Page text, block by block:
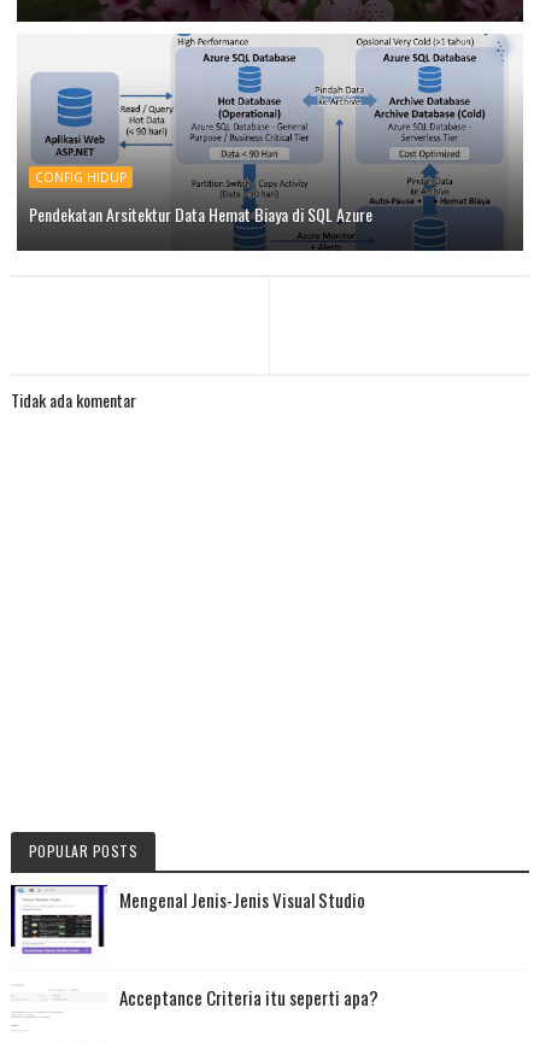
CONFIG HIDUP
Pendekatan Arsitektur Data Hemat Biaya di SQL Azure
Tidak ada komentar
POPULAR POSTS
Mengenal Jenis-Jenis Visual Studio
Acceptance Criteria itu seperti apa?